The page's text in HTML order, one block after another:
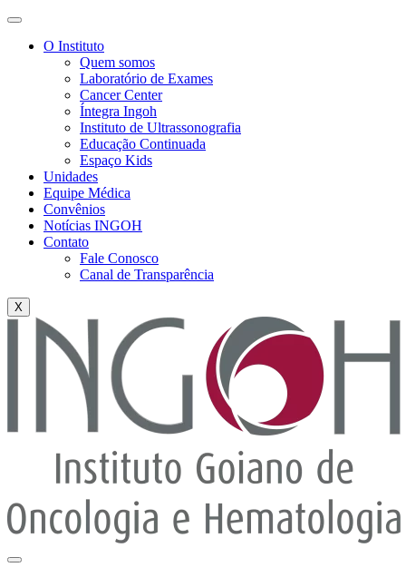
O Instituto
Quem somos
Laboratório de Exames
Cancer Center
Íntegra Ingoh
Instituto de Ultrassonografia
Educação Continuada
Espaço Kids
Unidades
Equipe Médica
Convênios
Notícias INGOH
Contato
Fale Conosco
Canal de Transparência
X